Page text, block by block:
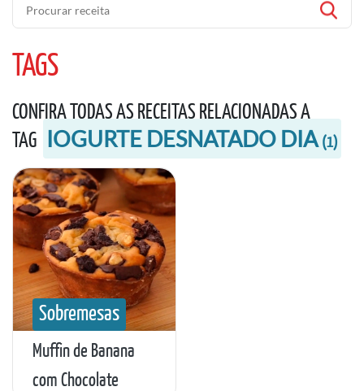
TAGS
CONFIRA TODAS AS RECEITAS RELACIONADAS A
TAG IOGURTE DESNATADO DIA (1)
Sobremesas
Muffin de Banana
com Chocolate